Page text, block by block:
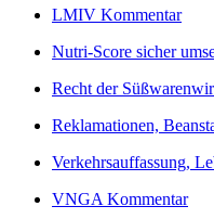
LMIV Kommentar
Nutri-Score sicher
Recht der
Reklamationen,
Verkehrsauffassung,
VNGA Kommentar